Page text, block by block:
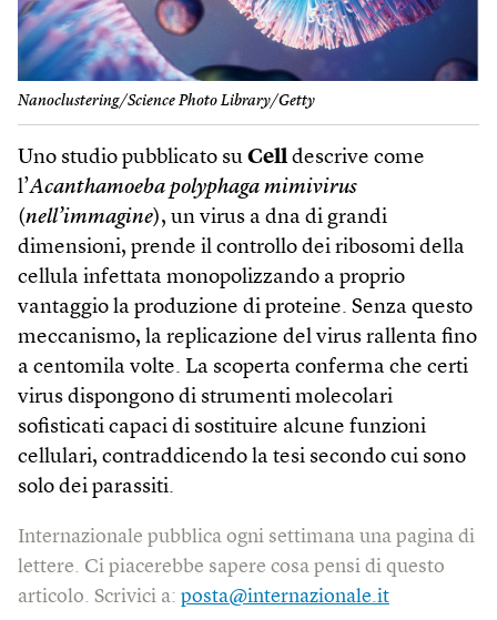
Nanoclustering/Science Photo Library/Getty
Uno studio pubblicato su Cell descrive come
l’Acanthamoeba polyphaga mimivirus
(nell’immagine), un virus a dna di grandi
dimensioni, prende il controllo dei ribosomi della
cellula infettata monopolizzando a proprio
vantaggio la produzione di proteine. Senza questo
meccanismo, la replicazione del virus rallenta fino
a centomila volte. La scoperta conferma che certi
virus dispongono di strumenti molecolari
sofisticati capaci di sostituire alcune funzioni
cellulari, contraddicendo la tesi secondo cui sono
solo dei parassiti.
Internazionale pubblica ogni settimana una pagina di
lettere. Ci piacerebbe sapere cosa pensi di questo
articolo. Scrivici a: posta@internazionale.it